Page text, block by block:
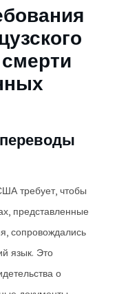
требует, чтобы
представленные
сопровождались
язык. Это
о